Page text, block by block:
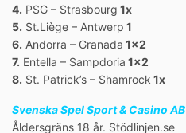
4. PSG – Strasbourg 1x
5. St.Liège – Antwerp 1
6. Andorra – Granada 1×2
7. Entella – Sampdoria 1×2
8. St. Patrick’s – Shamrock 1x
Svenska Spel Sport & Casino AB
Åldersgräns 18 år. Stödlinjen.se